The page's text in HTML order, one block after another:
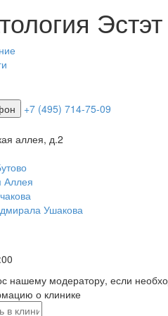
Эстэт
+7 (495) 714-75-09
аллея, д.2
Аллея
Ушакова
нашему модератору, если
о клинике